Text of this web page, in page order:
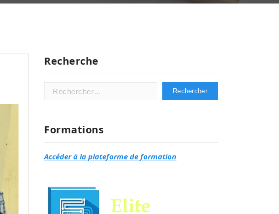
Recherche
Rechercher :
Formations
Accéder à la plateforme de formation